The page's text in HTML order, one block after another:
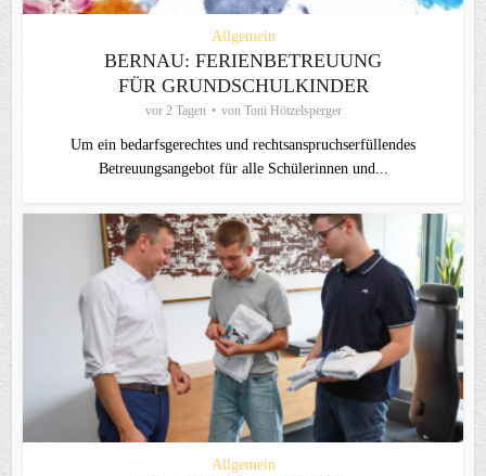
Allgemein
BERNAU: FERIENBETREUUNG
FÜR GRUNDSCHULKINDER
vor 2 Tagen von Toni Hötzelsperger
Um ein bedarfsgerechtes und rechtsanspruchserfüllendes
Betreuungsangebot für alle Schülerinnen und...
Allgemein